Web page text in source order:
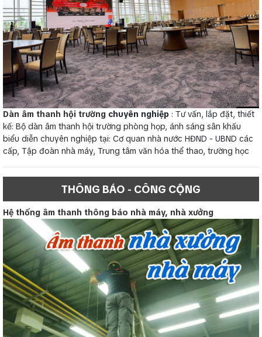
Dàn âm thanh hội trường chuyên nghiệp : Tư vấn, lắp đặt, thiết
kế: Bộ dàn âm thanh hội trường phòng họp, ánh sáng sân khấu
biểu diễn chuyên nghiệp tại: Cơ quan nhà nước HĐND - UBND các
cấp, Tập đoàn nhà máy, Trung tâm văn hóa thể thao, trường học
THÔNG BÁO - CÔNG CỘNG
Hệ thống âm thanh thông báo nhà máy, nhà xưởng